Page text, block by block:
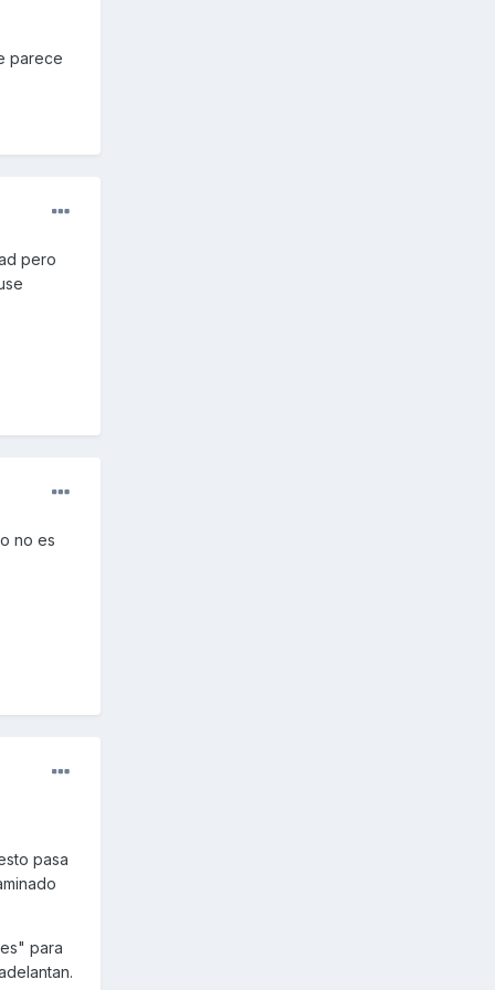
parece
pero
no es
pasa
para